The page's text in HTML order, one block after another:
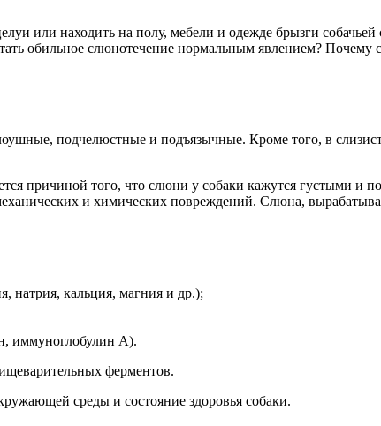
или находить на полу, мебели и одежде брызги
обильное слюнотечение нормальным явлением? Почему
подчелюстные и подъязычные. Кроме того, в
причиной того, что слюни у собаки кажутся густыми и
и химических повреждений. Слюна,
натрия, кальция, магния и др.);
иммуноглобулин А).
ферментов.
среды и состояние здоровья собаки.